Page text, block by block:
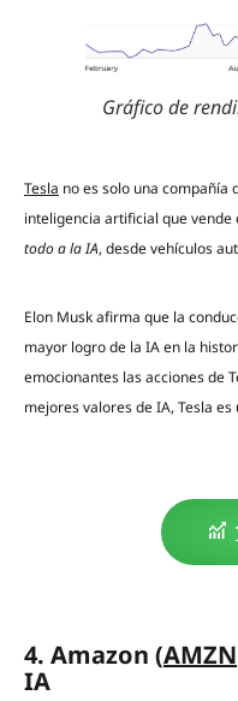
Gráfico de
Tesla no es solo una compañía
inteligencia artificial que vende
todo a la IA, desde vehículos
Elon Musk afirma que la
mayor logro de la IA en la
emocionantes las acciones de
mejores valores de IA, Tesla
4. Amazon (AMZN
IA